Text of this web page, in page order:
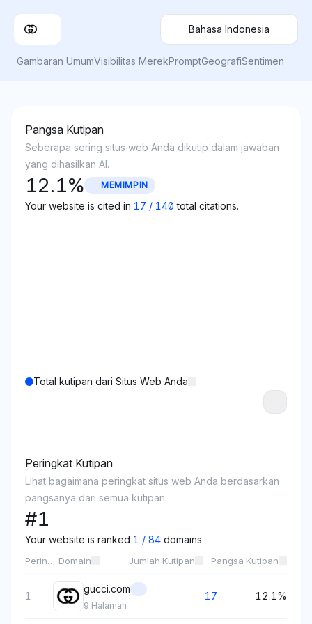
Bahasa Indonesia
Gambaran UmumVisibilitas MerekPromptGeografiSentimen
Pangsa Kutipan
Seberapa sering situs web Anda dikutip dalam jawaban
yang dihasilkan AI.
12.1% MEMIMPIN
Your website is cited in 17 / 140 total citations.
Total kutipan dari Situs Web Anda
Peringkat Kutipan
Lihat bagaimana peringkat situs web Anda berdasarkan
pangsanya dari semua kutipan.
#1
Your website is ranked 1 / 84 domains.
Peringkat Domain Jumlah Kutipan Pangsa Kutipan
1
gucci.com
9 Halaman
17 12.1%